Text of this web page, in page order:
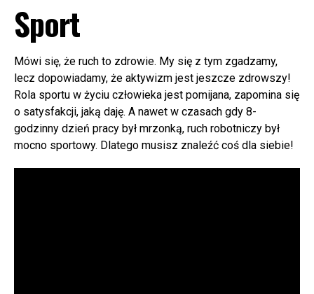
Sport
Mówi się, że ruch to zdrowie. My się z tym zgadzamy,
lecz dopowiadamy, że aktywizm jest jeszcze zdrowszy!
Rola sportu w życiu człowieka jest pomijana, zapomina się
o satysfakcji, jaką daję. A nawet w czasach gdy 8-
godzinny dzień pracy był mrzonką, ruch robotniczy był
mocno sportowy. Dlatego musisz znaleźć coś dla siebie!